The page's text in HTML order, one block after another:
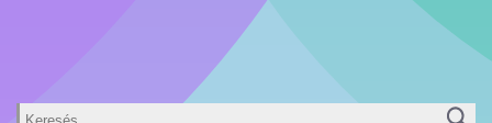
Keresés